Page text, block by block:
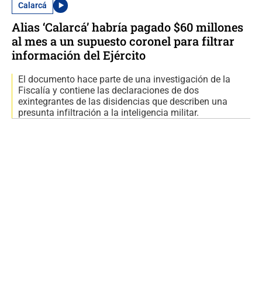
Calarcá
Alias ‘Calarcá’ habría pagado $60 millones
al mes a un supuesto coronel para filtrar
información del Ejército
El documento hace parte de una investigación de la
Fiscalía y contiene las declaraciones de dos
exintegrantes de las disidencias que describen una
presunta infiltración a la inteligencia militar.